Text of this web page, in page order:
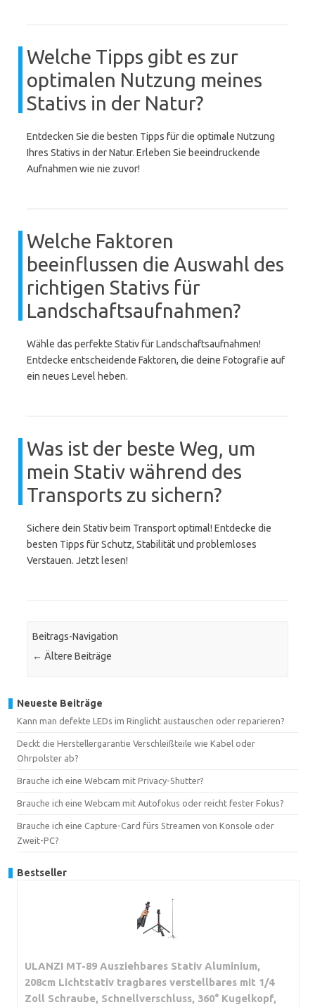
Welche Tipps gibt es zur
optimalen Nutzung meines
Stativs in der Natur?
Entdecken Sie die besten Tipps für die optimale Nutzung
Ihres Stativs in der Natur. Erleben Sie beeindruckende
Aufnahmen wie nie zuvor!
Welche Faktoren
beeinflussen die Auswahl des
richtigen Stativs für
Landschaftsaufnahmen?
Wähle das perfekte Stativ für Landschaftsaufnahmen!
Entdecke entscheidende Faktoren, die deine Fotografie auf
ein neues Level heben.
Was ist der beste Weg, um
mein Stativ während des
Transports zu sichern?
Sichere dein Stativ beim Transport optimal! Entdecke die
besten Tipps für Schutz, Stabilität und problemloses
Verstauen. Jetzt lesen!
Beitrags-Navigation
← Ältere Beiträge
Neueste Beiträge
Kann man defekte LEDs im Ringlicht austauschen oder reparieren?
Deckt die Herstellergarantie Verschleißteile wie Kabel oder
Ohrpolster ab?
Brauche ich eine Webcam mit Privacy-Shutter?
Brauche ich eine Webcam mit Autofokus oder reicht fester Fokus?
Brauche ich eine Capture-Card fürs Streamen von Konsole oder
Zweit-PC?
Bestseller
ULANZI MT-89 Ausziehbares Stativ Aluminium,
208cm Lichtstativ tragbares verstellbares mit 1/4
Zoll Schraube, Schnellverschluss, 360° Kugelkopf,